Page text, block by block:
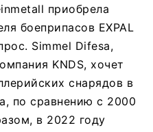
приобрела
боеприпасов EXPAL
Simmel Difesa,
KNDS, хочет
снарядов в
по сравнению с 2000
в 2022 году